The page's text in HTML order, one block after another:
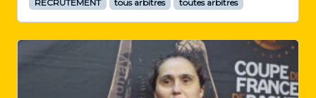
RECRUTEMENT
tous arbitres toutes arbitres